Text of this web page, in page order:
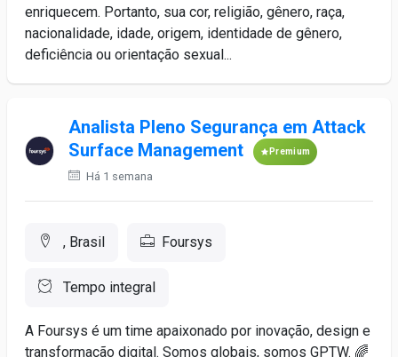
enriquecem. Portanto, sua cor, religião, gênero, raça,
nacionalidade, idade, origem, identidade de gênero,
deficiência ou orientação sexual...
Analista Pleno Segurança em Attack
Surface Management
Premium
Há 1 semana
, Brasil Foursys
Tempo integral
A Foursys é um time apaixonado por inovação, design e
transformação digital. Somos globais, somos GPTW. 🌈